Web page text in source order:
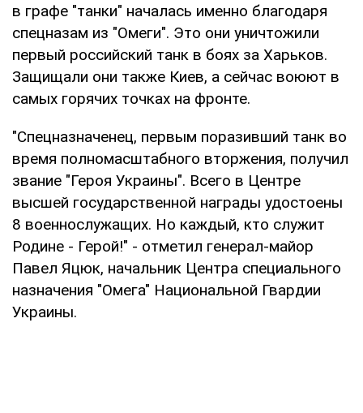
в графе "танки" началась именно благодаря
спецназам из "Омеги". Это они уничтожили
первый российский танк в боях за Харьков.
Защищали они также Киев, а сейчас воюют в
самых горячих точках на фронте.
"Спецназначенец, первым поразивший танк во
время полномасштабного вторжения, получил
звание "Героя Украины". Всего в Центре
высшей государственной награды удостоены
8 военнослужащих. Но каждый, кто служит
Родине - Герой!" - отметил генерал-майор
Павел Яцюк, начальник Центра специального
назначения "Омега" Национальной Гвардии
Украины.